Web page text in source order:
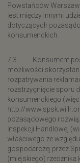
Powstańców
jest między innymi
dotyczących
konsumenckich.
7.3. Konsument
możliwości
rozpatrywania
rozstrzygnięcie sporu
konsumenckiego
http://
pozasądowego
Inspekcji Handlowej
właściwego ze
gospodarczej przez
(miejskiego) rzecznika